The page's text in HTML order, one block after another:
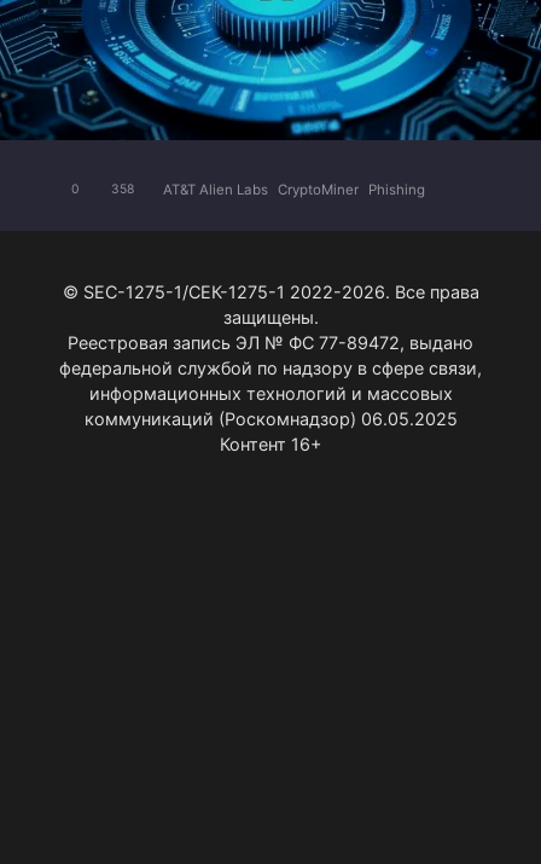
0 358 AT&T Alien Labs CryptoMiner Phishing
© SEC-1275-1/СЕК-1275-1 2022-2026. Все права
защищены.
Реестровая запись ЭЛ № ФС 77-89472, выдано
федеральной службой по надзору в сфере связи,
информационных технологий и массовых
коммуникаций (Роскомнадзор) 06.05.2025
Контент 16+